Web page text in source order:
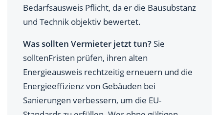
Bedarfsausweis Pflicht, da er die Bausubstanz
und Technik objektiv bewertet.
Was sollten Vermieter jetzt tun?Sie
solltenFristen prüfen, ihren alten
Energieausweis rechtzeitig erneuern und die
Energieeffizienz von Gebäuden bei
Sanierungen verbessern, um die EU-